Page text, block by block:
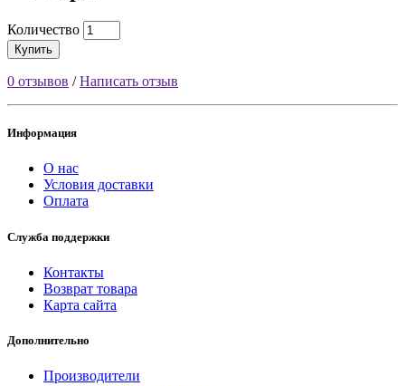
Количество
Купить
0 отзывов /Написать отзыв
Информация
О нас
Условия доставки
Оплата
Служба поддержки
Контакты
Возврат товара
Карта сайта
Дополнительно
Производители